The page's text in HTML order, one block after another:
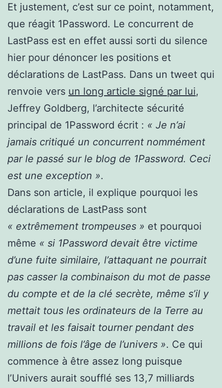
Et justement, c’est sur ce point, notamment,
que réagit 1Password. Le concurrent de
LastPass est en effet aussi sorti du silence
hier pour dénoncer les positions et
déclarations de LastPass. Dans un tweet qui
renvoie vers un long article signé par lui,
Jeffrey Goldberg, l’architecte sécurité
principal de 1Password écrit : « Je n’ai
jamais critiqué un concurrent nommément
par le passé sur le blog de 1Password. Ceci
est une exception ».
Dans son article, il explique pourquoi les
déclarations de LastPass sont
« extrêmement trompeuses » et pourquoi
même « si 1Password devait être victime
d’une fuite similaire, l’attaquant ne pourrait
pas casser la combinaison du mot de passe
du compte et de la clé secrète, même s’il y
mettait tous les ordinateurs de la Terre au
travail et les faisait tourner pendant des
millions de fois l’âge de l’univers ». Ce qui
commence à être assez long puisque
l’Univers aurait soufflé ses 13,7 milliards